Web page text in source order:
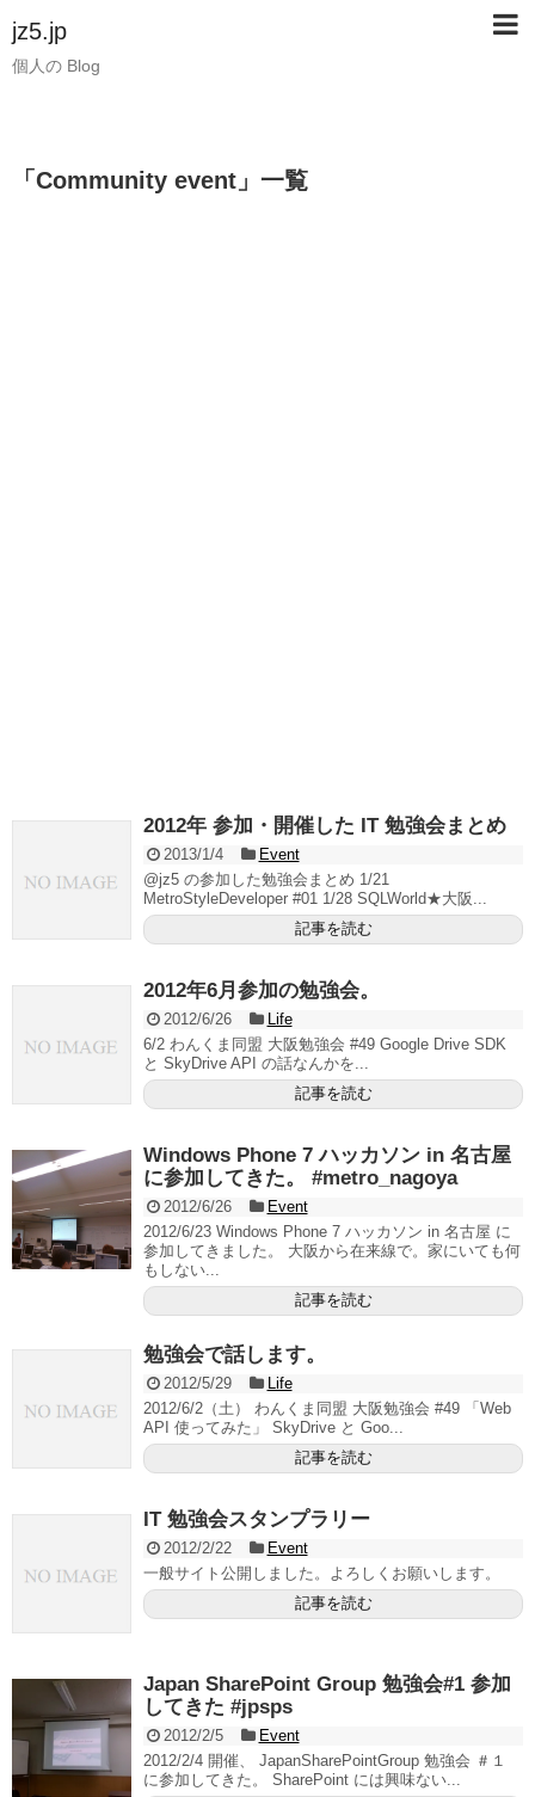
jz5.jp
個人の Blog
「 Community event 」 一覧
2012年 参加・開催した IT 勉強会まとめ
2013/1/4
Event
@jz5 の参加した勉強会まとめ 1/21
MetroStyleDeveloper #01 1/28 SQLWorld★大阪...
記事を読む
2012年6月参加の勉強会。
2012/6/26
Life
6/2 わんくま同盟 大阪勉強会 #49 Google Drive SDK
と SkyDrive API の話なんかを...
記事を読む
Windows Phone 7 ハッカソン in 名古屋
に参加してきた。 #metro_nagoya
2012/6/26
Event
2012/6/23 Windows Phone 7 ハッカソン in 名古屋 に
参加してきました。 大阪から在来線で。家にいても何
もしない...
記事を読む
勉強会で話します。
2012/5/29
Life
2012/6/2（土） わんくま同盟 大阪勉強会 #49 「Web
API 使ってみた」 SkyDrive と Goo...
記事を読む
IT 勉強会スタンプラリー
2012/2/22
Event
一般サイト公開しました。よろしくお願いします。
記事を読む
Japan SharePoint Group 勉強会#1 参加
してきた #jpsps
2012/2/5
Event
2012/2/4 開催、 JapanSharePointGroup 勉強会 ＃１
に参加してきた。 SharePoint には興味ない...